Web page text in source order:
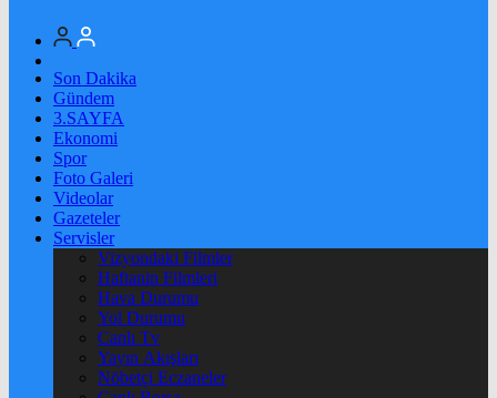
Son Dakika
Gündem
3.SAYFA
Ekonomi
Spor
Foto Galeri
Videolar
Gazeteler
Servisler
Vizyondaki Filmler
Haftanin Filmleri
Hava Durumu
Yol Durumu
Canlı Tv
Yayın Akışları
Nöbetçi Eczaneler